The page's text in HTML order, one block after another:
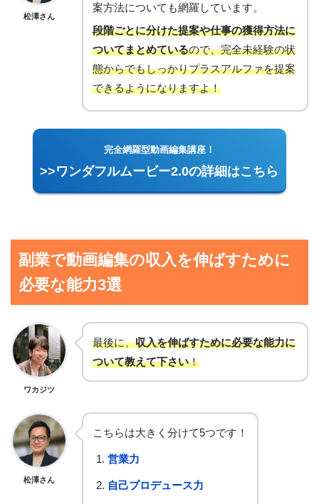
松澤さん
案方法についても網羅しています。
段階ごとに分けた提案や仕事の獲得方法に
ついてまとめているので、完全未経験の状
態からでもしっかりプラスアルファを提案
できるようになりますよ！
完全網羅型動画編集講座！
>>ワンダフルムービー2.0の詳細はこちら
副業で動画編集の収入を伸ばすために
必要な能力3選
ワカジツ
最後に、収入を伸ばすために必要な能力に
ついて教えて下さい！
松澤さん
こちらは大きく分けて5つです！
営業力
自己プロデュース力